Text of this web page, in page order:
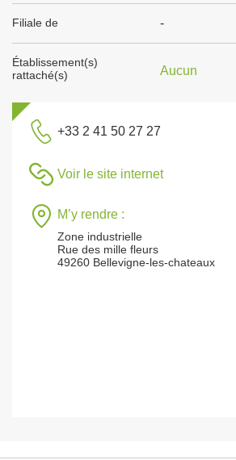
Filiale de -
Établissement(s)
rattaché(s)
Aucun
+33 2 41 50 27 27
Voir le site internet
M’y rendre :
Zone industrielle
Rue des mille fleurs
49260 Bellevigne-les-chateaux